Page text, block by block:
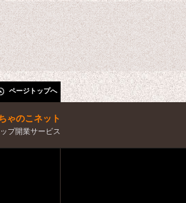
ページトップへ
ゃのこネット
プ開業サービス